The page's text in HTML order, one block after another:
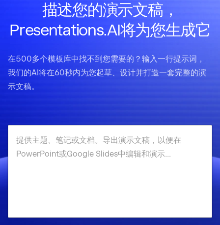
描述您的演示文稿，
Presentations.AI将为您生成它
在500多个模板库中找不到您需要的？输入一行提示词，
我们的AI将在60秒内为您起草、设计并打造一套完整的演
示文稿。